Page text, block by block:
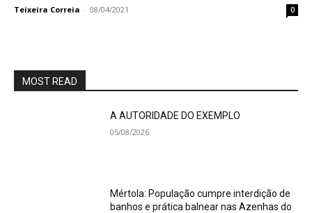
Teixeira Correia - 08/04/2021 0
MOST READ
A AUTORIDADE DO EXEMPLO
05/08/2026
Mértola: População cumpre interdição de
banhos e prática balnear nas Azenhas do